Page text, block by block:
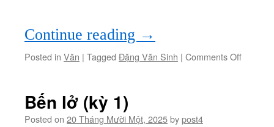
Continue reading →
Posted in Văn | Tagged Đặng Văn Sinh | Comments Offon
Bến lở (kỳ 1)
Posted on 20 Tháng Mười Một, 2025bypost4